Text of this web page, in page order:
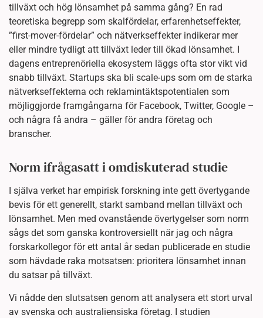
tillväxt och hög lönsamhet på samma gång? En rad
teoretiska begrepp som skalfördelar, erfarenhetseffekter,
”first-mover-fördelar” och nätverkseffekter indikerar mer
eller mindre tydligt att tillväxt leder till ökad lönsamhet. I
dagens entreprenöriella ekosystem läggs ofta stor vikt vid
snabb tillväxt. Startups ska bli scale-ups som om de starka
nätverkseffekterna och reklamintäktspotentialen som
möjliggjorde framgångarna för Facebook, Twitter, Google –
och några få andra – gäller för andra företag och
branscher.
Norm ifrågasatt i omdiskuterad studie
I själva verket har empirisk forskning inte gett övertygande
bevis för ett generellt, starkt samband mellan tillväxt och
lönsamhet. Men med ovanstående övertygelser som norm
sågs det som ganska kontroversiellt när jag och några
forskarkollegor för ett antal år sedan publicerade en studie
som hävdade raka motsatsen: prioritera lönsamhet innan
du satsar på tillväxt.
Vi nådde den slutsatsen genom att analysera ett stort urval
av svenska och australiensiska företag. I studien